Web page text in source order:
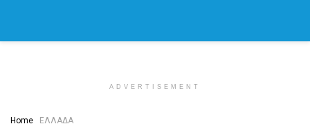
ADVERTISEMENT
Home ΕΛΛΑΔΑ